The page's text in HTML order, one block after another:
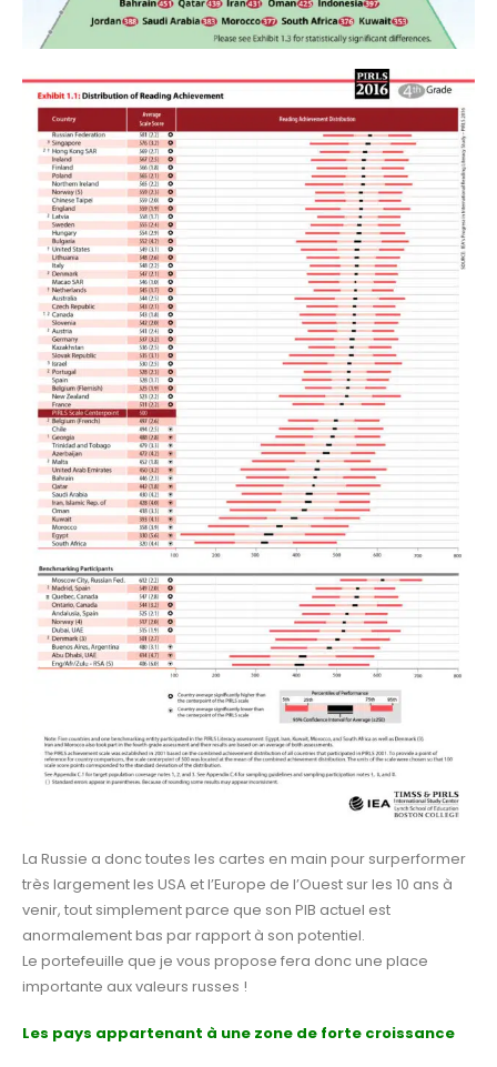
La Russie a donc toutes les cartes en main pour surperformer
très largement les USA et l’Europe de l’Ouest sur les 10 ans à
venir, tout simplement parce que son PIB actuel est
anormalement bas par rapport à son potentiel.
Le portefeuille que je vous propose fera donc une place
importante aux valeurs russes !
Les pays appartenant à une zone de forte croissance